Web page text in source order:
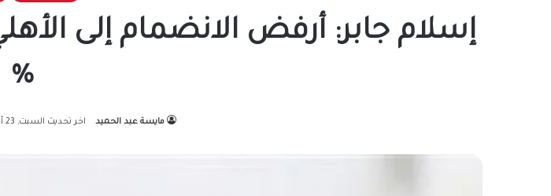
%
مايسة عبد الحميد اخر تحديث السبت, 23 أغسطس 2025, 7:06 مساءً